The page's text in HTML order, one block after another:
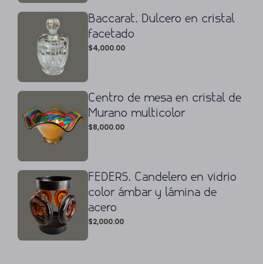
Baccarat. Dulcero en cristal
facetado
$4,000.00
Centro de mesa en cristal de
Murano multicolor
$8,000.00
FEDERS. Candelero en vidrio
color ámbar y lámina de
acero
$2,000.00